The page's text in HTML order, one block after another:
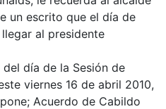
un escrito que el día de
al presidente
día de la Sesión de
viernes 16 de abril 2010,
Acuerdo de Cabildo